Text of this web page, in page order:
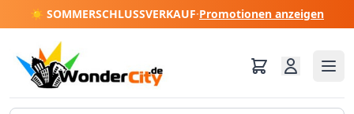
☀️ SOMMERSCHLUSSVERKAUF·Promotionen anzeigen